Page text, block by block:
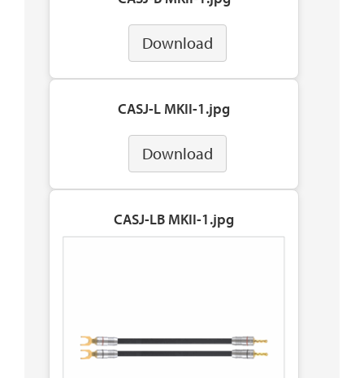
Download
CASJ-L MKII-1.jpg
Download
CASJ-LB MKII-1.jpg